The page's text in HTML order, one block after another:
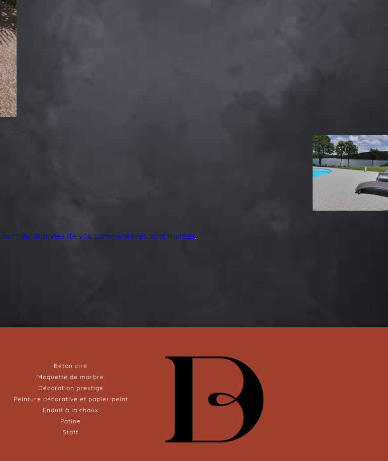
les données de vos commentaires sont traitées.
Béton ciré
Moquette de marbre
Décoration prestige
Peinture décorative et papier peint
Enduit à la chaux
Patine
Staff